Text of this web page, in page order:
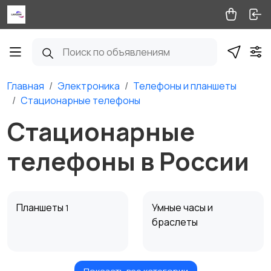
Главная Электроника
Телефоны и планшеты
Стационарные телефоны
Стационарные
телефоны в России
Планшеты 1
Умные часы и
браслеты